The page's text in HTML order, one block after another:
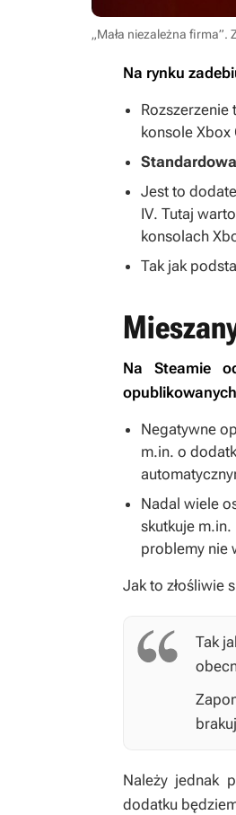
„Mała niezależna firma”.
Na rynku
Rozszerzenie
konsole Xbox
Jest to
IV. Tutaj
konsolach
Tak jak
Na Steamie
Negatywne
m.in. o
Nadal wiele
skutkuje
problemy nie
Jak to złośliwie
Tak
Należy jednak
dodatku